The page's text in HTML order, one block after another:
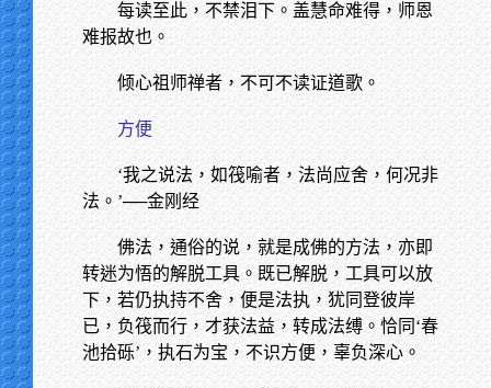
每读至此，不禁泪下。盖慧命难得，师恩
难报故也。
倾心祖师禅者，不可不读证道歌。
方便
‘我之说法，如筏喻者，法尚应舍，何况非
法。’──金刚经
佛法，通俗的说，就是成佛的方法，亦即
转迷为悟的解脱工具。既已解脱，工具可以放
下，若仍执持不舍，便是法执，犹同登彼岸
已，负筏而行，才获法益，转成法缚。恰同‘春
池拾砾’，执石为宝，不识方便，辜负深心。